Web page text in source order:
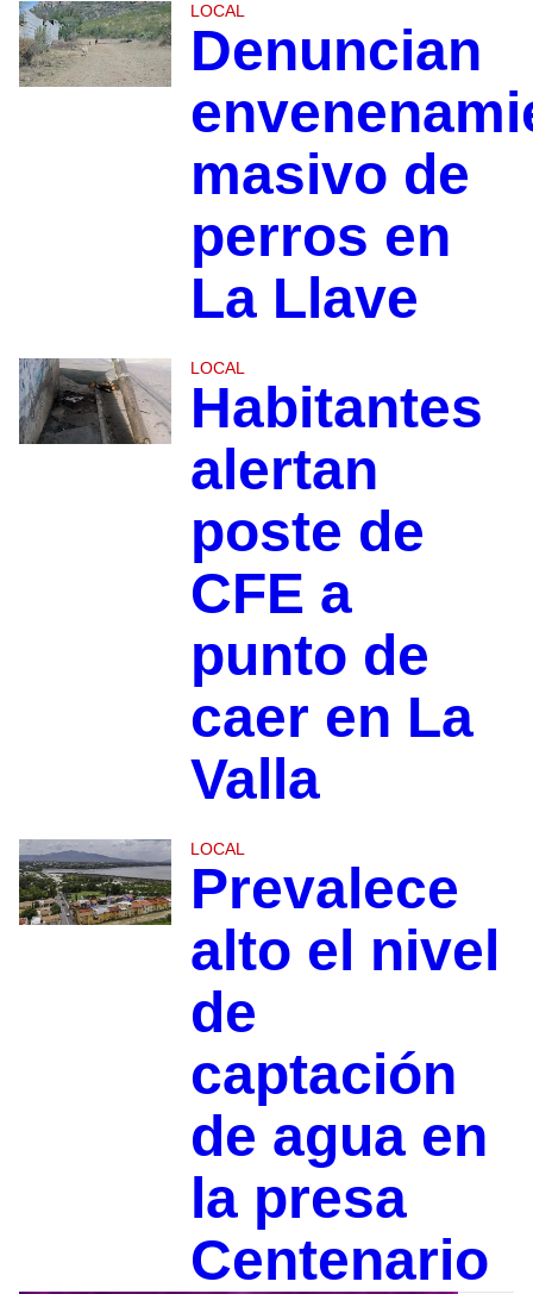
LOCAL
Denuncian
masivo de
perros en
La Llave
LOCAL
Habitantes
alertan
poste de
CFE a
punto de
caer en La
Valla
LOCAL
Prevalece
alto el nivel
de
captación
de agua en
la presa
Centenario